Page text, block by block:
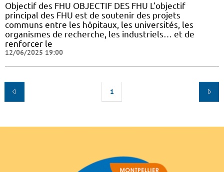
Objectif des FHU OBJECTIF DES FHU L’objectif
principal des FHU est de soutenir des projets
communs entre les hôpitaux, les universités, les
organismes de recherche, les industriels… et de
renforcer le
12/06/2025 19:00
1